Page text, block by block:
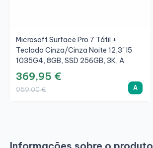
Microsoft Surface Pro 7 Tátil +
Teclado Cinza/Cinza Noite 12,3" I5
1035G4, 8GB, SSD 256GB, 3K, A
369,95 €
959,00 € A
Informações sobre o produto